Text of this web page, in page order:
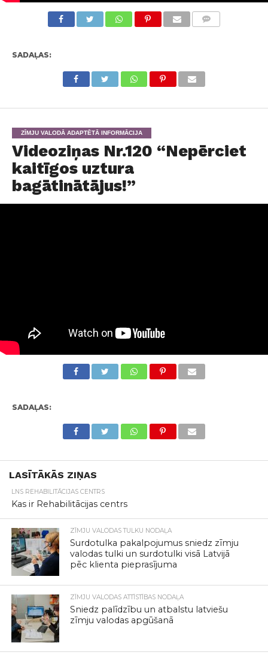
SADAĻAS:
ZĪMJU VALODĀ ADAPTĒTĀ INFORMĀCIJA
Videoziņas Nr.120 “Nepērciet
kaitīgos uztura
bagātinātājus!”
SADAĻAS:
LASĪTĀKĀS ZIŅAS
LNS REHABILITĀCIJAS CENTRS
Kas ir Rehabilitācijas centrs
ZĪMJU VALODAS TULKU NODAĻA
Surdotulka pakalpojumus sniedz zīmju
valodas tulki un surdotulki visā Latvijā
pēc klienta pieprasījuma
ZĪMJU VALODAS ATTĪSTĪBAS NODAĻA
Sniedz palīdzību un atbalstu latviešu
zīmju valodas apgūšanā